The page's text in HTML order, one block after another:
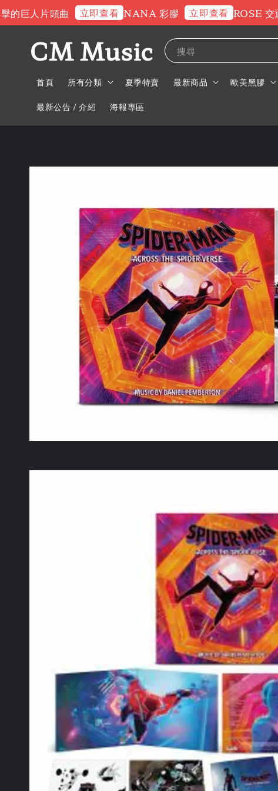
巨人片頭曲 立即查看 NANA 彩膠 立即查看 ROSE 交通卡
CM Music 搜尋
首頁 所有分類 夏季特賣 最新商品 歐美黑膠
最新公告 / 介紹 海報專區